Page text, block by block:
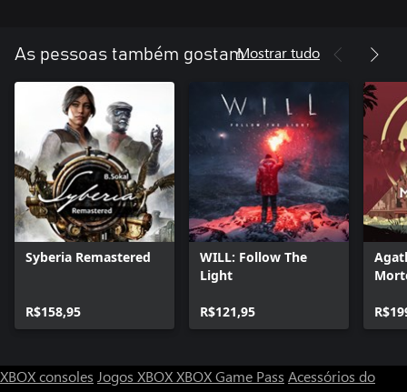
As pessoas também gostamMostrar tudo
Syberia Remastered
R$158,95
WILL: Follow The
Light
R$121,95
XBOX consoles Jogos XBOXXBOX Game Pass Acessórios do